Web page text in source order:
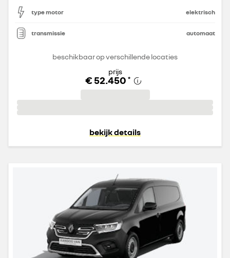
type motor elektrisch
transmissie automaat
beschikbaar op verschillende locaties
prijs
€ 52.450 *
bekijk details